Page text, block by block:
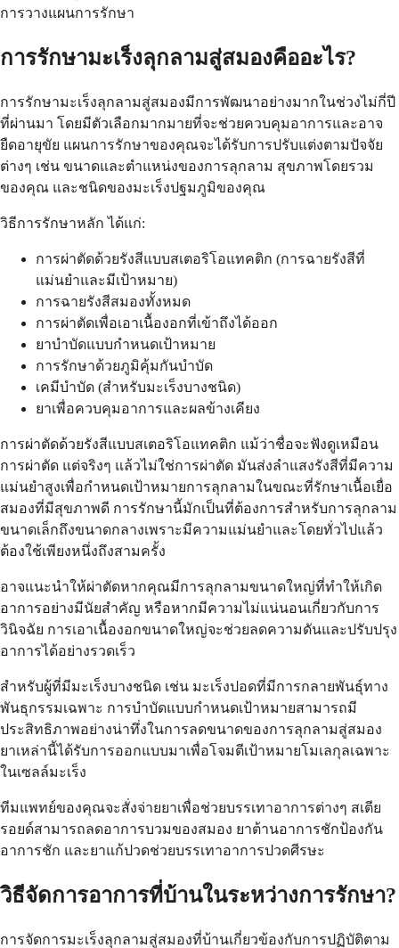
การวางแผนการรักษา
การรักษามะเร็งลุกลามสู่สมองคืออะไร?
การรักษามะเร็งลุกลามสู่สมองมีการพัฒนาอย่างมากในช่วงไม่กี่ปี
ที่ผ่านมา โดยมีตัวเลือกมากมายที่จะช่วยควบคุมอาการและอาจ
ยืดอายุขัย แผนการรักษาของคุณจะได้รับการปรับแต่งตามปัจจัย
ต่างๆ เช่น ขนาดและตำแหน่งของการลุกลาม สุขภาพโดยรวม
ของคุณ และชนิดของมะเร็งปฐมภูมิของคุณ
วิธีการรักษาหลัก ได้แก่:
การผ่าตัดด้วยรังสีแบบสเตอริโอแทคติก (การฉายรังสีที่
แม่นยำและมีเป้าหมาย)
การฉายรังสีสมองทั้งหมด
การผ่าตัดเพื่อเอาเนื้องอกที่เข้าถึงได้ออก
ยาบำบัดแบบกำหนดเป้าหมาย
การรักษาด้วยภูมิคุ้มกันบำบัด
เคมีบำบัด (สำหรับมะเร็งบางชนิด)
ยาเพื่อควบคุมอาการและผลข้างเคียง
การผ่าตัดด้วยรังสีแบบสเตอริโอแทคติก แม้ว่าชื่อจะฟังดูเหมือน
การผ่าตัด แต่จริงๆ แล้วไม่ใช่การผ่าตัด มันส่งลำแสงรังสีที่มีความ
แม่นยำสูงเพื่อกำหนดเป้าหมายการลุกลามในขณะที่รักษาเนื้อเยื่อ
สมองที่มีสุขภาพดี การรักษานี้มักเป็นที่ต้องการสำหรับการลุกลาม
ขนาดเล็กถึงขนาดกลางเพราะมีความแม่นยำและโดยทั่วไปแล้ว
ต้องใช้เพียงหนึ่งถึงสามครั้ง
อาจแนะนำให้ผ่าตัดหากคุณมีการลุกลามขนาดใหญ่ที่ทำให้เกิด
อาการอย่างมีนัยสำคัญ หรือหากมีความไม่แน่นอนเกี่ยวกับการ
วินิจฉัย การเอาเนื้องอกขนาดใหญ่จะช่วยลดความดันและปรับปรุง
อาการได้อย่างรวดเร็ว
สำหรับผู้ที่มีมะเร็งบางชนิด เช่น มะเร็งปอดที่มีการกลายพันธุ์ทาง
พันธุกรรมเฉพาะ การบำบัดแบบกำหนดเป้าหมายสามารถมี
ประสิทธิภาพอย่างน่าทึ่งในการลดขนาดของการลุกลามสู่สมอง
ยาเหล่านี้ได้รับการออกแบบมาเพื่อโจมตีเป้าหมายโมเลกุลเฉพาะ
ในเซลล์มะเร็ง
ทีมแพทย์ของคุณจะสั่งจ่ายยาเพื่อช่วยบรรเทาอาการต่างๆ สเตีย
รอยด์สามารถลดอาการบวมของสมอง ยาต้านอาการชักป้องกัน
อาการชัก และยาแก้ปวดช่วยบรรเทาอาการปวดศีรษะ
วิธีจัดการอาการที่บ้านในระหว่างการรักษา?
การจัดการมะเร็งลุกลามสู่สมองที่บ้านเกี่ยวข้องกับการปฏิบัติตาม